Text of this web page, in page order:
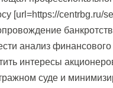
[url=https://centrbg.ru/
анализ
интересы
суде и